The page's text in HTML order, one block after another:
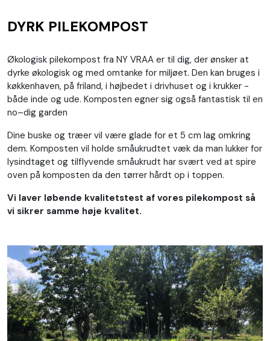
DYRK PILEKOMPOST
Økologisk pilekompost fra NY VRAA er til dig, der ønsker at
dyrke økologisk og med omtanke for miljøet. Den kan bruges i
køkkenhaven, på friland, i højbedet i drivhuset og i krukker -
både inde og ude. Komposten egner sig også fantastisk til en
no–dig garden
Dine buske og træer vil være glade for et 5 cm lag omkring
dem. Komposten vil holde småukrudtet væk da man lukker for
lysindtaget og tilflyvende småukrudt har svært ved at spire
oven på komposten da den tørrer hårdt op i toppen.
Vi laver løbende kvalitetstest af vores pilekompost så
vi sikrer samme høje kvalitet.